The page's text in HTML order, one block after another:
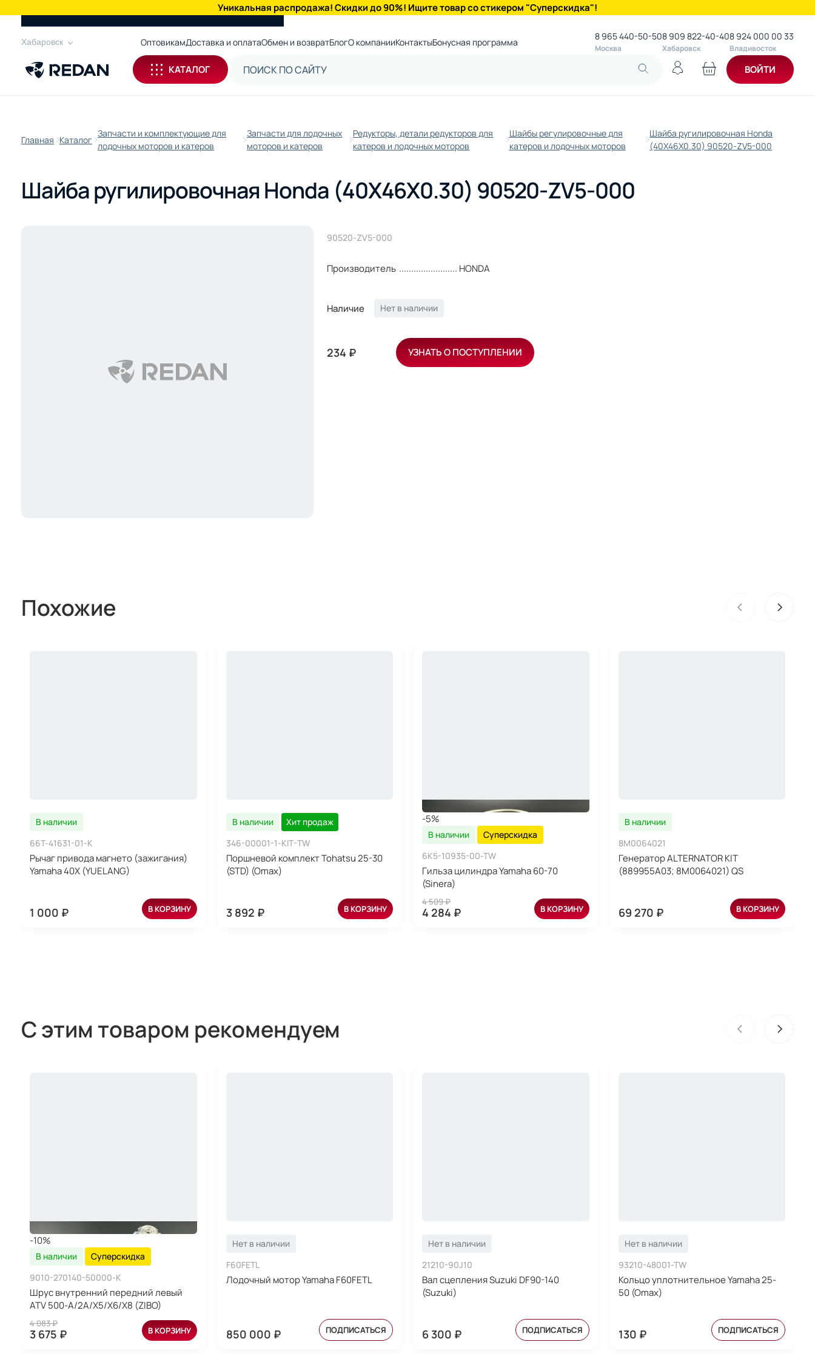
Уникальная распродажа! Скидки до 90%! Ищите товар со стикером "Суперскидка"!
Хабаровск ОптовикамДоставка и оплатаОбмен и возвратБлогО компанииКонтактыБонусная программа 8 965 440-50-50
Москва
8 909 822-40-40
Хабаровск
8 924 000 00 33
Владивосток
КАТАЛОГ ВОЙТИ
Главная Каталог
Запчасти и комплектующие для
лодочных моторов и катеров
Запчасти для лодочных
моторов и катеров
Редукторы, детали редукторов для
катеров и лодочных моторов
Шайбы регулировочные для
катеров и лодочных моторов
Шайба ругилировочная Honda
(40X46X0.30) 90520-ZV5-000
Шайба ругилировочная Honda (40X46X0.30) 90520-ZV5-000
90520-ZV5-000
Производитель HONDA
Наличие Нет в наличии
234 ₽ УЗНАТЬ О ПОСТУПЛЕНИИ
Похожие
В наличии
66T-41631-01-K
Рычаг привода магнето (зажигания)
Yamaha 40X (YUELANG)
1 000 ₽ В КОРЗИНУ
В наличии
Хит продаж
346-00001-1-KIT-TW
Поршневой комплект Tohatsu 25-30
(STD) (Omax)
3 892 ₽ В КОРЗИНУ
-5%
В наличии
Суперскидка
6K5-10935-00-TW
Гильза цилиндра Yamaha 60-70
(Sinera)
4 509 ₽
4 284 ₽ В КОРЗИНУ
В наличии
8M0064021
Генератор ALTERNATOR KIT
(889955A03; 8M0064021) QS
69 270 ₽ В КОРЗИНУ
С этим товаром рекомендуем
-10%
В наличии
Суперскидка
9010-270140-50000-K
Шрус внутренний передний левый
ATV 500-A/2A/X5/X6/X8 (ZIBO)
4 083 ₽
3 675 ₽ В КОРЗИНУ
Нет в наличии
F60FETL
Лодочный мотор Yamaha F60FETL
850 000 ₽ ПОДПИСАТЬСЯ
Нет в наличии
21210-90J10
Вал сцепления Suzuki DF90-140
(Suzuki)
6 300 ₽ ПОДПИСАТЬСЯ
Нет в наличии
93210-48001-TW
Кольцо уплотнительное Yamaha 25-
50 (Omax)
130 ₽ ПОДПИСАТЬСЯ